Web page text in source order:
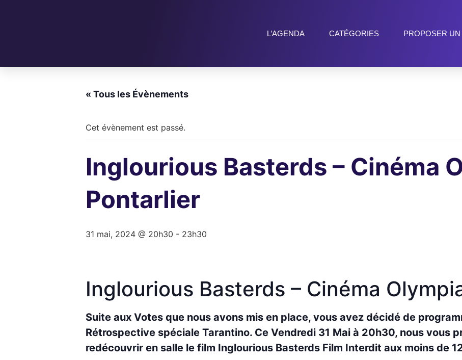
L’AGENDA CATÉGORIES PROPOSER
« Tous les Évènements
Cet évènement est passé.
Inglourious Basterds – Cinéma
Pontarlier
31 mai, 2024 @ 20h30 - 23h30
Inglourious Basterds – Cinéma
Suite aux Votes que nous avons mis en place, vous avez décidé de
Rétrospective spéciale Tarantino. Ce Vendredi 31 Mai à 20h30, nous vous
redécouvrir en salle le film Inglourious Basterds Film Interdit aux moins de